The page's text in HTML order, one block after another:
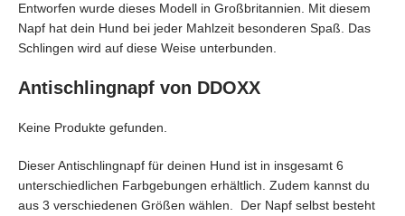
Entworfen wurde dieses Modell in Großbritannien. Mit diesem
Napf hat dein Hund bei jeder Mahlzeit besonderen Spaß. Das
Schlingen wird auf diese Weise unterbunden.
Antischlingnapf von DDOXX
Keine Produkte gefunden.
Dieser Antischlingnapf für deinen Hund ist in insgesamt 6
unterschiedlichen Farbgebungen erhältlich. Zudem kannst du
aus 3 verschiedenen Größen wählen. Der Napf selbst besteht